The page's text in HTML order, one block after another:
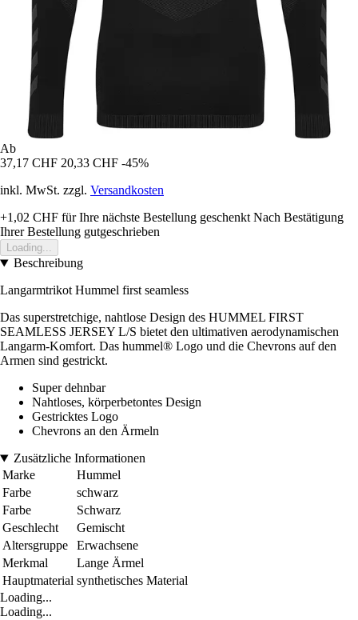
Ab
37,17 CHF 20,33 CHF -45%
inkl. MwSt. zzgl. Versandkosten
+1,02 CHF für Ihre nächste Bestellung geschenkt Nach Bestätigung
Ihrer Bestellung gutgeschrieben
Loading...
Beschreibung
Langarmtrikot Hummel first seamless
Das superstretchige, nahtlose Design des HUMMEL FIRST
SEAMLESS JERSEY L/S bietet den ultimativen aerodynamischen
Langarm-Komfort. Das hummel® Logo und die Chevrons auf den
Armen sind gestrickt.
Super dehnbar
Nahtloses, körperbetontes Design
Gestricktes Logo
Chevrons an den Ärmeln
Zusätzliche Informationen
Marke
Hummel
Farbe
schwarz
Farbe
Schwarz
Geschlecht
Gemischt
Altersgruppe
Erwachsene
Merkmal
Lange Ärmel
Hauptmaterial synthetisches Material
Loading...
Loading...